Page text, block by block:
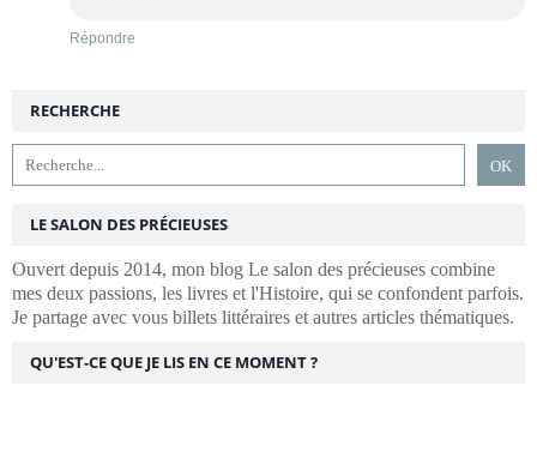
Répondre
RECHERCHE
LE SALON DES PRÉCIEUSES
Ouvert depuis 2014, mon blog Le salon des précieuses combine
mes deux passions, les livres et l'Histoire, qui se confondent parfois.
Je partage avec vous billets littéraires et autres articles thématiques.
QU'EST-CE QUE JE LIS EN CE MOMENT ?